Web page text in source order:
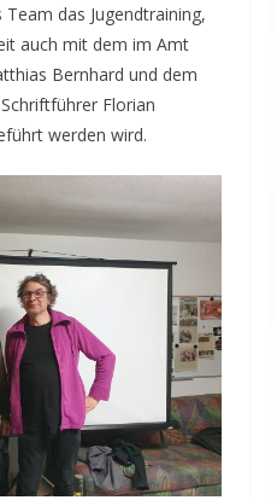
das Jugendtraining,
auch mit dem im Amt
Bernhard und dem
Florian
werden wird.